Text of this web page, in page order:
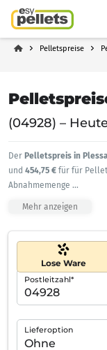
Pelletspreise
(04928) –
Der Pelletspreis in Plessa
und 454,75 € für für
Abnahmemenge ...
Mehr anzeigen
Lose Ware
Postleitzahl*
Lieferoption